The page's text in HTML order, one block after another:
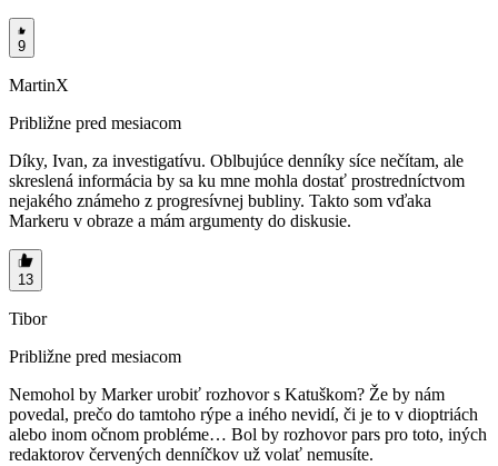
9
MartinX
Približne pred mesiacom
Díky, Ivan, za investigatívu. Oblbujúce denníky síce nečítam, ale
skreslená informácia by sa ku mne mohla dostať prostredníctvom
nejakého známeho z progresívnej bubliny. Takto som vďaka
Markeru v obraze a mám argumenty do diskusie.
13
Tibor
Približne pred mesiacom
Nemohol by Marker urobiť rozhovor s Katuškom? Že by nám
povedal, prečo do tamtoho rýpe a iného nevidí, či je to v dioptriách
alebo inom očnom probléme… Bol by rozhovor pars pro toto, iných
redaktorov červených denníčkov už volať nemusíte.